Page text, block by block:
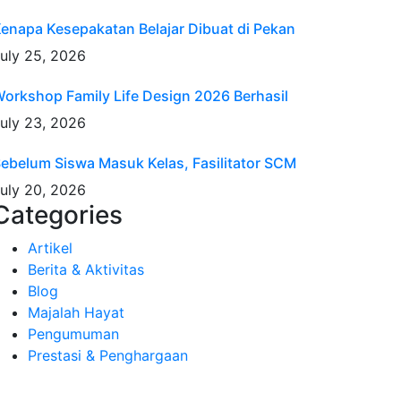
Kesepakatan Belajar Dibuat di Pekan
25, 2026
Family Life Design 2026 Berhasil
23, 2026
Siswa Masuk Kelas, Fasilitator SCM
20, 2026
Artikel
Berita & Aktivitas
Blog
Majalah Hayat
Pengumuman
Prestasi & Penghargaan